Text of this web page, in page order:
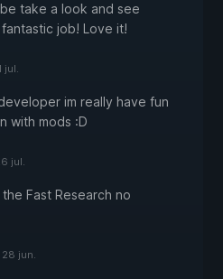
take a look and see
job! Love it!
jul.
im really have fun
with mods :D
jul.
Fast Research no
28 jun.